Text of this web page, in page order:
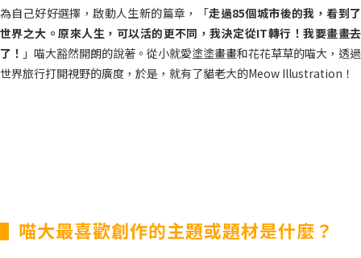
為自己好好選擇，啟動人生新的篇章，「走過85個城市後的我，看到了
世界之大。原來人生，可以活的更不同，我決定從IT轉行！我要畫畫去
了！ 」喵大豁然開朗的說著。從小就愛塗塗畫畫和花花草草的喵大，透過
世界旅行打開視野的廣度，於是，就有了貓老大的Meow Illustration！
▌喵大最喜歡創作的主題或題材是什麼？